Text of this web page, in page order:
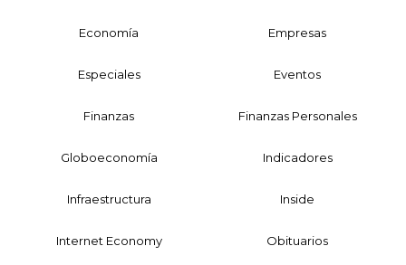
Economía Empresas
Especiales Eventos
Finanzas Finanzas Personales
Globoeconomía Indicadores
Infraestructura Inside
Internet Economy Obituarios